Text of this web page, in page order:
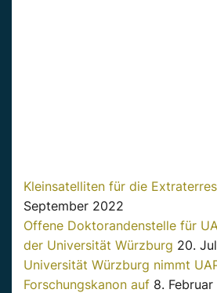
Kleinsatelliten für die
September 2022
Offene Doktorandenstelle für
der Universität Würzburg 20.
Universität Würzburg nimmt
Forschungskanon auf 8.